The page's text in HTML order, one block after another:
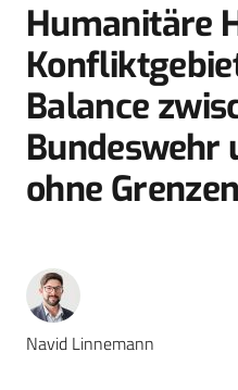
Humanitäre
Balance
Bundeswehr
ohne Grenzen
Navid Linnemann